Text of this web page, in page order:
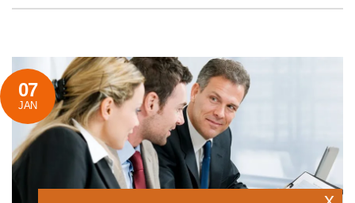
07
JAN